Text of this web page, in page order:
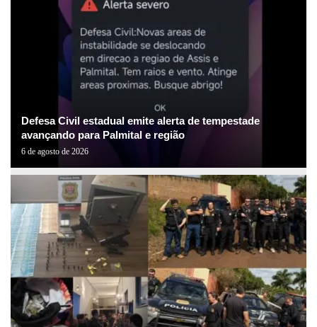
Defesa Civil estadual emite alerta de tempestade
avançando para Palmital e região
6 de agosto de 2026